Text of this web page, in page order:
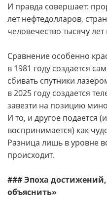
И правда совершает:
лет нефтедолларов,
человечество тысячу лет
Сравнение особенно
в 1981 году создается
сбивать спутники
в 2025 году создается
завезти на позицию
И то, и другое подается
воспринимается) как
Разница лишь в уровне
происходит.
### Эпоха
объяснить»